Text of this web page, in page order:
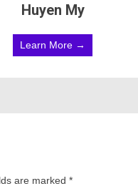
Huyen My
Learn More →
are marked *